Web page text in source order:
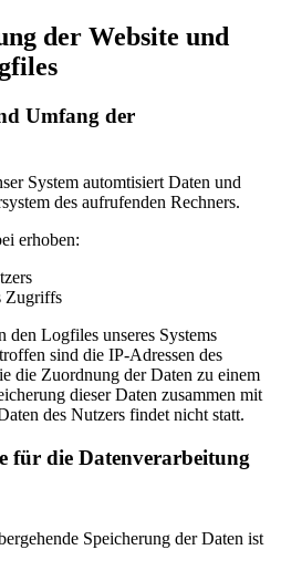
Website und
Umfang der
System automtisiert Daten und
des aufrufenden Rechners.
erhoben:
Zugriffs
Logfiles unseres Systems
sind die IP-Adressen des
die Zuordnung der Daten zu einem
dieser Daten zusammen mit
des Nutzers findet nicht statt.
die Datenverarbeitung
Speicherung der Daten ist